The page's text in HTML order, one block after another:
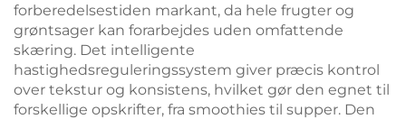
forberedelsestiden markant, da hele frugter og
grøntsager kan forarbejdes uden omfattende
skæring. Det intelligente
hastighedsreguleringssystem giver præcis kontrol
over tekstur og konsistens, hvilket gør den egnet til
forskellige opskrifter, fra smoothies til supper. Den